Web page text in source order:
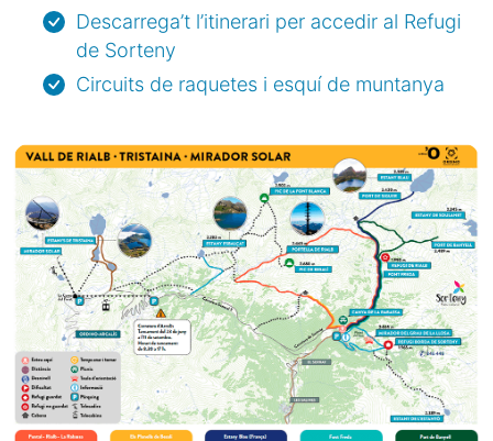
Descarrega’t l’itinerari per accedir al Refugi
de Sorteny
Circuits de raquetes i esquí de muntanya